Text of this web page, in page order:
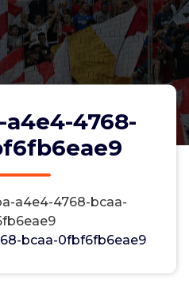
4768-
a4e4-4768-bcaa-
bcaa-0fbf6fb6eae9
4768-bcaa-